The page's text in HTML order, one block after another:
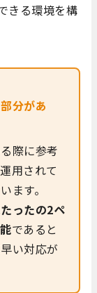
きる環境を構
分があ
際に参考
用されて
ます。
ったの2ペ
であると
い対応が